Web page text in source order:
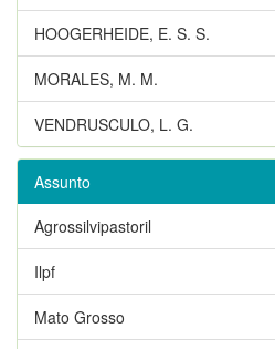
HOOGERHEIDE, E. S. S.
MORALES, M. M.
VENDRUSCULO, L. G.
Assunto
Agrossilvipastoril
Ilpf
Mato Grosso